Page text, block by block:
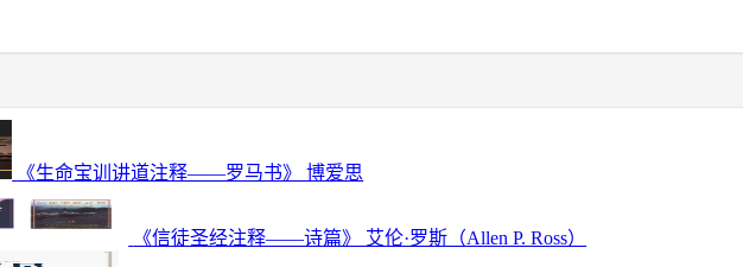
《生命宝训讲道注释——罗马书》 博爱思
《信徒圣经注释——诗篇》 艾伦·罗斯（Allen P. Ross）